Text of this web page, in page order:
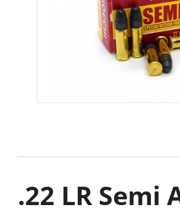
.22 LR Semi